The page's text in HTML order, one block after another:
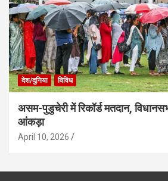
देश/दुनिया विविध
असम-पुडुचेरी में रिकॉर्ड मतदान,
आंकड़ा
April 10, 2026